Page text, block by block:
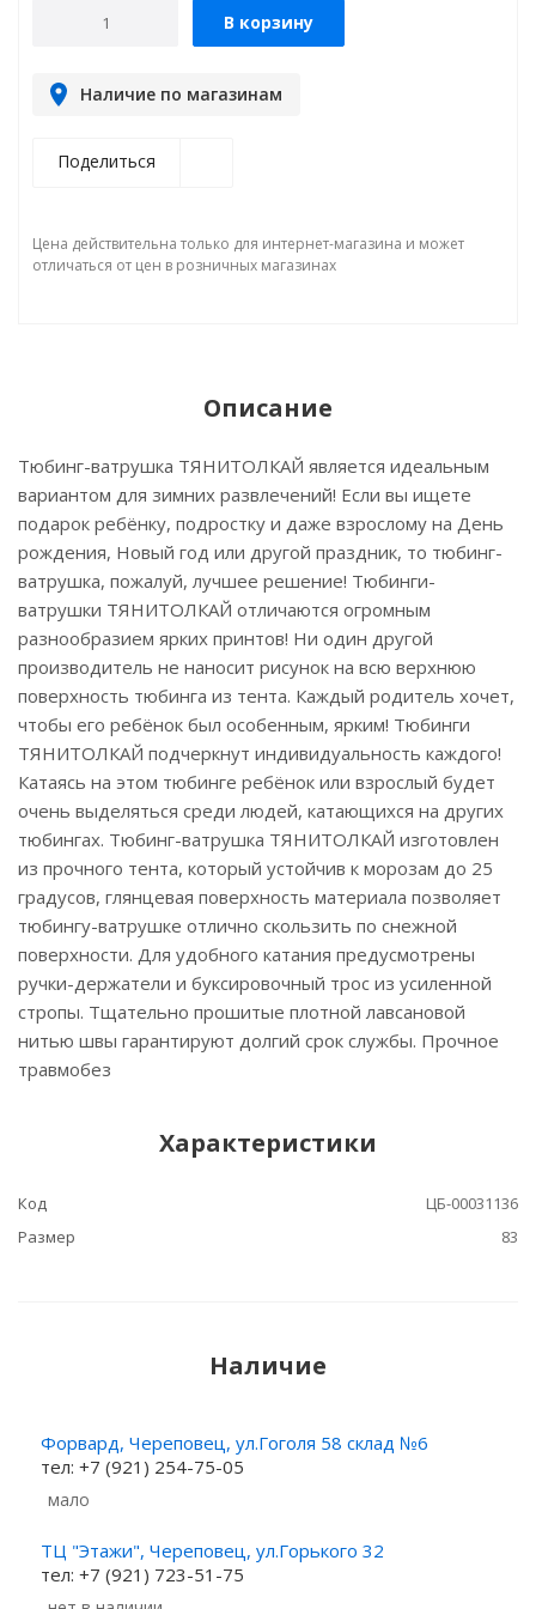
В корзину
Наличие по магазинам
Поделиться
Цена действительна только для интернет-магазина и может
отличаться от цен в розничных магазинах
Описание
Тюбинг-ватрушка ТЯНИТОЛКАЙ является идеальным
вариантом для зимних развлечений! Если вы ищете
подарок ребёнку, подростку и даже взрослому на День
рождения, Новый год или другой праздник, то тюбинг-
ватрушка, пожалуй, лучшее решение! Тюбинги-
ватрушки ТЯНИТОЛКАЙ отличаются огромным
разнообразием ярких принтов! Ни один другой
производитель не наносит рисунок на всю верхнюю
поверхность тюбинга из тента. Каждый родитель хочет,
чтобы его ребёнок был особенным, ярким! Тюбинги
ТЯНИТОЛКАЙ подчеркнут индивидуальность каждого!
Катаясь на этом тюбинге ребёнок или взрослый будет
очень выделяться среди людей, катающихся на других
тюбингах. Тюбинг-ватрушка ТЯНИТОЛКАЙ изготовлен
из прочного тента, который устойчив к морозам до 25
градусов, глянцевая поверхность материала позволяет
тюбингу-ватрушке отлично скользить по снежной
поверхности. Для удобного катания предусмотрены
ручки-держатели и буксировочный трос из усиленной
стропы. Тщательно прошитые плотной лавсановой
нитью швы гарантируют долгий срок службы. Прочное
травмобез
Характеристики
Код
ЦБ-00031136
Размер
83
Наличие
Форвард, Череповец, ул.Гоголя 58 склад №6
тел: +7 (921) 254-75-05
Мало
ТЦ "Этажи", Череповец, ул.Горького 32
тел: +7 (921) 723-51-75